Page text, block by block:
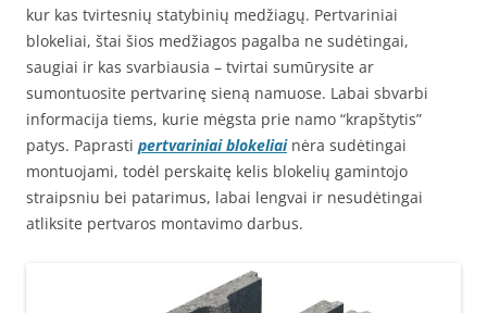
kur kas tvirtesnių statybinių medžiagų. Pertvariniai
blokeliai, štai šios medžiagos pagalba ne sudėtingai,
saugiai ir kas svarbiausia – tvirtai sumūrysite ar
sumontuosite pertvarinę sieną namuose. Labai sbvarbi
informacija tiems, kurie mėgsta prie namo “krapštytis”
patys. Paprasti pertvariniai blokeliainėra sudėtingai
montuojami, todėl perskaitę kelis blokelių gamintojo
straipsniu bei patarimus, labai lengvai ir nesudėtingai
atliksite pertvaros montavimo darbus.